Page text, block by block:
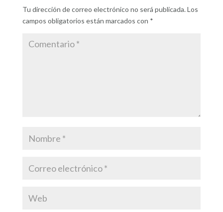
Tu dirección de correo electrónico no será publicada.Los
campos obligatorios están marcados con *